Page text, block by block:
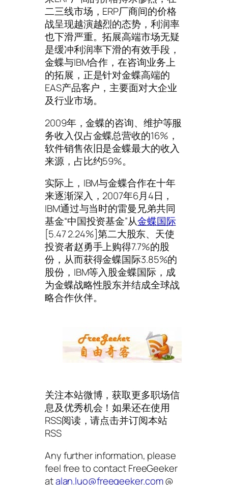
二三线市场，ERP厂商间的价格
战呈现越演越烈的态势，利润率
也下滑严重。拓展高端市场无疑
是缓冲利润率下滑的有效手段，
金蝶与IBM合作，在咨询业务上
的拓展，正是针对金蝶高端的
EAS产品客户，主要面对大企业
及行业市场。
2009年，金蝶的咨询、维护等服
务收入仅占金蝶总营收的16%，
软件销售依旧是金蝶最大的收入
来源，占比约59%。
实际上，IBM与金蝶合作在十年
来逐渐深入，2007年6月4日，
IBM通过与当时的雷曼兄弟共同
基金“中国投资基金”从金蝶国际
[5.47 2.24%]第二大股东、天使
投资者赵勇手上购得7.7%的股
份，从而获得金蝶国际3.85%的
股份，IBM等入股金蝶国际，成
为金蝶战略性股东并结成全球战
略合作伙伴。
关注本站微博，获取更多职场信
息及优秀机会！如果还在使用
RSS阅读，请点击并订阅本站
RSS
Any further information, please
feel free to contact FreeGeeker
atalan.luo@freegeeker.com@